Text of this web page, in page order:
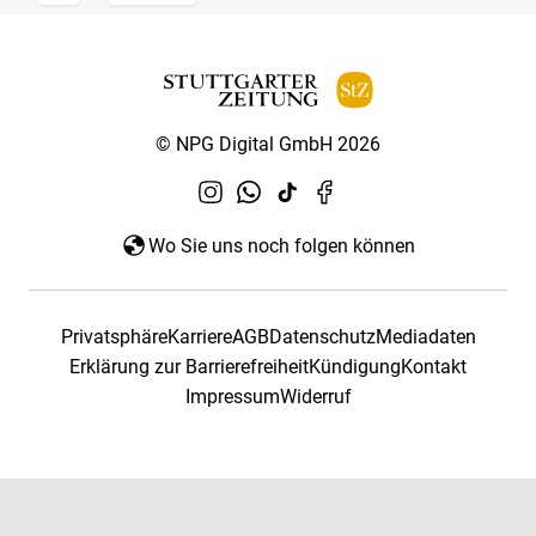
© NPG Digital GmbH 2026
Wo Sie uns noch folgen können
PrivatsphäreKarriereAGBDatenschutzMediadaten
Erklärung zur BarrierefreiheitKündigungKontakt
ImpressumWiderruf